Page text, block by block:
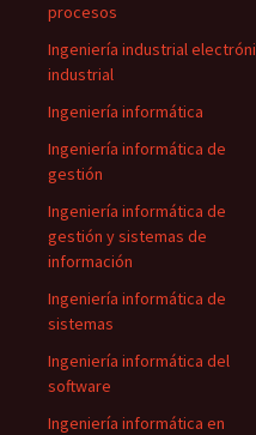
procesos
Ingeniería industrial
industrial
Ingeniería informática
Ingeniería informática de
gestión
Ingeniería informática de
gestión y sistemas de
información
Ingeniería informática de
sistemas
Ingeniería informática del
software
Ingeniería informática en